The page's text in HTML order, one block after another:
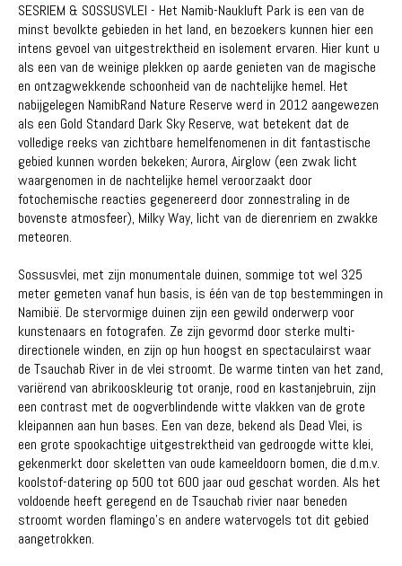
SESRIEM & SOSSUSVLEI - Het Namib-Naukluft Park is een van de
minst bevolkte gebieden in het land, en bezoekers kunnen hier een
intens gevoel van uitgestrektheid en isolement ervaren. Hier kunt u
als een van de weinige plekken op aarde genieten van de magische
en ontzagwekkende schoonheid van de nachtelijke hemel. Het
nabijgelegen NamibRand Nature Reserve werd in 2012 aangewezen
als een Gold Standard Dark Sky Reserve, wat betekent dat de
volledige reeks van zichtbare hemelfenomenen in dit fantastische
gebied kunnen worden bekeken; Aurora, Airglow (een zwak licht
waargenomen in de nachtelijke hemel veroorzaakt door
fotochemische reacties gegenereerd door zonnestraling in de
bovenste atmosfeer), Milky Way, licht van de dierenriem en zwakke
meteoren.
Sossusvlei, met zijn monumentale duinen, sommige tot wel 325
meter gemeten vanaf hun basis, is één van de top bestemmingen in
Namibië. De stervormige duinen zijn een gewild onderwerp voor
kunstenaars en fotografen. Ze zijn gevormd door sterke multi-
directionele winden, en zijn op hun hoogst en spectaculairst waar
de Tsauchab River in de vlei stroomt. De warme tinten van het zand,
variërend van abrikooskleurig tot oranje, rood en kastanjebruin, zijn
een contrast met de oogverblindende witte vlakken van de grote
kleipannen aan hun bases. Een van deze, bekend als Dead Vlei, is
een grote spookachtige uitgestrektheid van gedroogde witte klei,
gekenmerkt door skeletten van oude kameeldoorn bomen, die d.m.v.
koolstof-datering op 500 tot 600 jaar oud geschat worden. Als het
voldoende heeft geregend en de Tsauchab rivier naar beneden
stroomt worden flamingo's en andere watervogels tot dit gebied
aangetrokken.